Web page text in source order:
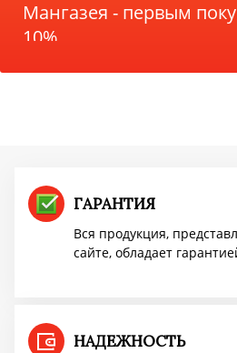
Мангазея - первым
10%
ПОВЫШЕНИЕ ЦЕН
Успей купить "Легенду!
10%
ГАРАНТИЯ
Вся продукция,
сайте, обладает
НАДЕЖНОСТЬ